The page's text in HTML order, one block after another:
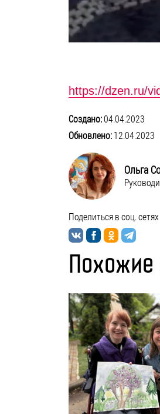
https://dzen.ru/
Создано:04.04.2023
Обновлено:12.04.2023
Ольга
Поделиться в соц. сетях
Похожие